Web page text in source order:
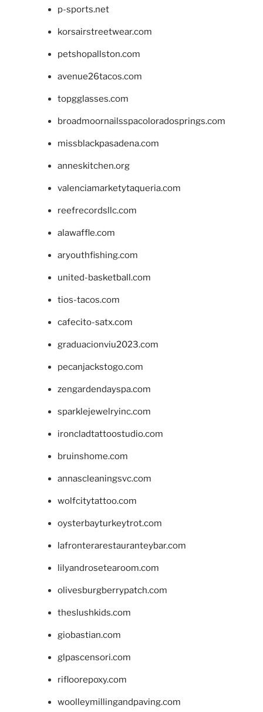
p-sports.net
korsairstreetwear.com
petshopallston.com
avenue26tacos.com
topgglasses.com
broadmoornailsspacoloradosprings.com
missblackpasadena.com
anneskitchen.org
valenciamarketytaqueria.com
reefrecordsllc.com
alawaffle.com
aryouthfishing.com
united-basketball.com
tios-tacos.com
cafecito-satx.com
graduacionviu2023.com
pecanjackstogo.com
zengardendayspa.com
sparklejewelryinc.com
ironcladtattoostudio.com
bruinshome.com
annascleaningsvc.com
wolfcitytattoo.com
oysterbayturkeytrot.com
lafronterarestauranteybar.com
lilyandrosetearoom.com
olivesburgberrypatch.com
theslushkids.com
giobastian.com
glpascensori.com
rifloorepoxy.com
woolleymillingandpaving.com